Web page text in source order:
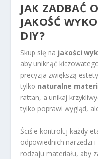
JAK ZADBAĆ
JAKOŚĆ
DIY?
Skup się na jakości
aby uniknąć
precyzja zwiększą
tylko naturalne
rattan, a unikaj
tylko poprawi wygląd,
Ściśle kontroluj każdy
odpowiednich narzędzi
rodzaju materiału, aby